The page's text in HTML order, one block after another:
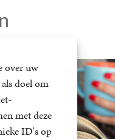
over uw
doel om
met deze
ID's op